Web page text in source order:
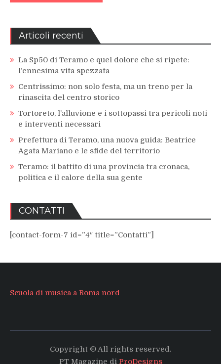
Articoli recenti
La Sp50 di Teramo e quel dolore che si ripete:
l’ennesima vita spezzata
Centrissimo: non solo festa, ma un treno per la
rinascita del centro storico
Tortoreto, l’alluvione e i sottopassi tra pericoli noti
e interventi necessari
Prefettura di Teramo, una nuova guida: Beatrice
Agata Mariano e le sfide del territorio
Teramo: il battito di una provincia tra cronaca,
politica e il calore della sua gente
CONTATTI
[contact-form-7 id=”4″ title=”Contatti”]
Scuola di musica a Roma nord
Copyright © All rights reserved.
PT Magazine di ProDesigns